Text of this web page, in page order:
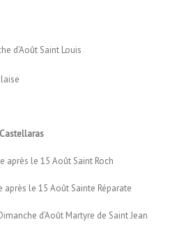
d’Août Saint Louis
le 15 Août Saint Roch
le 15 Août Sainte Réparate
d’Août Martyre de Saint Jean